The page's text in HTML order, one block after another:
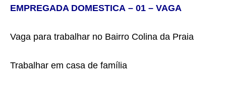
EMPREGADA DOMESTICA – 01 – VAGA
Vaga para trabalhar no Bairro Colina da Praia
Trabalhar em casa de família